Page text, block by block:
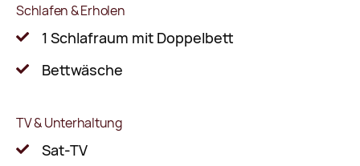
Schlafen & Erholen
1 Schlafraum mit Doppelbett
Bettwäsche
TV & Unterhaltung
Sat-TV